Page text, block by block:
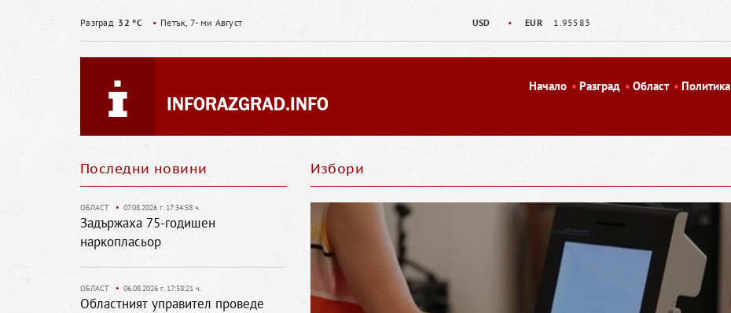
Разград 32 °C • Петък, 7- ми Август USD • EUR 1.95583
Начало Разград Област Политика
Избори
Последни новини
ОБЛАСТ • 07.08.2026 г. 17:34:58 ч.
Задържаха 75-годишен
наркопласьор
ОБЛАСТ • 06.08.2026 г. 17:58:21 ч.
Областният управител проведе